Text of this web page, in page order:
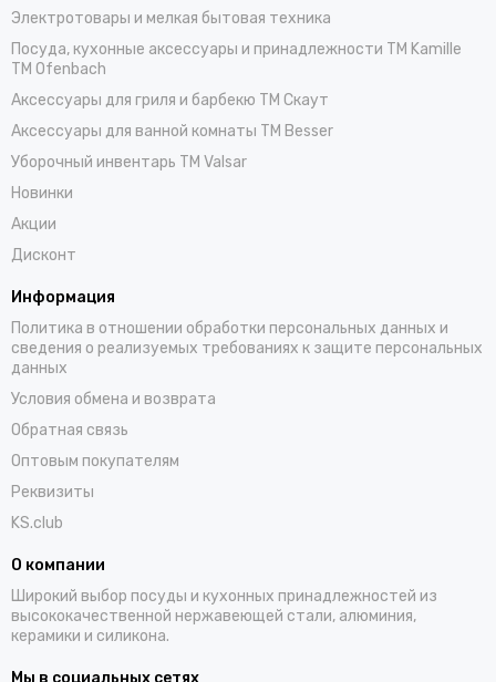
Электротовары и мелкая бытовая техника
Посуда, кухонные аксессуары и принадлежности TM Kamille
TM Ofenbach
Аксессуары для гриля и барбекю TM Скаут
Аксессуары для ванной комнаты TM Besser
Уборочный инвентарь TM Valsar
Новинки
Акции
Дисконт
Информация
Политика в отношении обработки персональных данных и
сведения о реализуемых требованиях к защите персональных
данных
Условия обмена и возврата
Обратная связь
Оптовым покупателям
Реквизиты
KS.club
О компании
Широкий выбор посуды и кухонных принадлежностей из
высококачественной нержавеющей стали, алюминия,
керамики и силикона.